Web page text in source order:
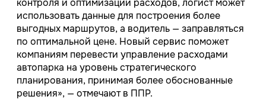
контроля и оптимизации расходов, логист может
использовать данные для построения более
выгодных маршрутов, а водитель — заправляться
по оптимальной цене. Новый сервис поможет
компаниям перевести управление расходами
автопарка на уровень стратегического
планирования, принимая более обоснованные
решения», — отмечают в ППР.